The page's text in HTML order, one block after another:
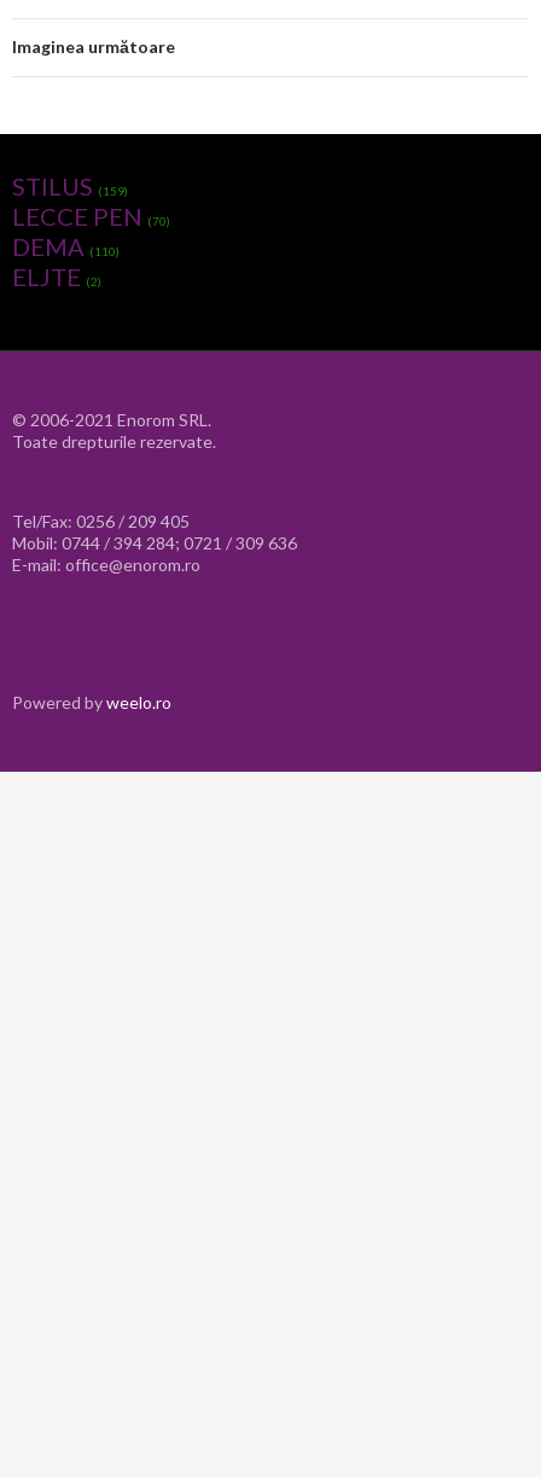
Imaginea următoare
STILUS (159)
LECCE PEN (70)
DEMA (110)
ELJTE (2)
© 2006-2021 Enorom SRL.
Toate drepturile rezervate.
Tel/Fax: 0256 / 209 405
Mobil: 0744 / 394 284; 0721 / 309 636
E-mail: office@enorom.ro
Powered byweelo.ro